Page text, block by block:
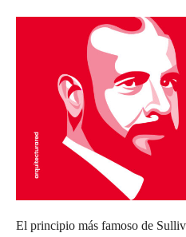
El principio más famoso de